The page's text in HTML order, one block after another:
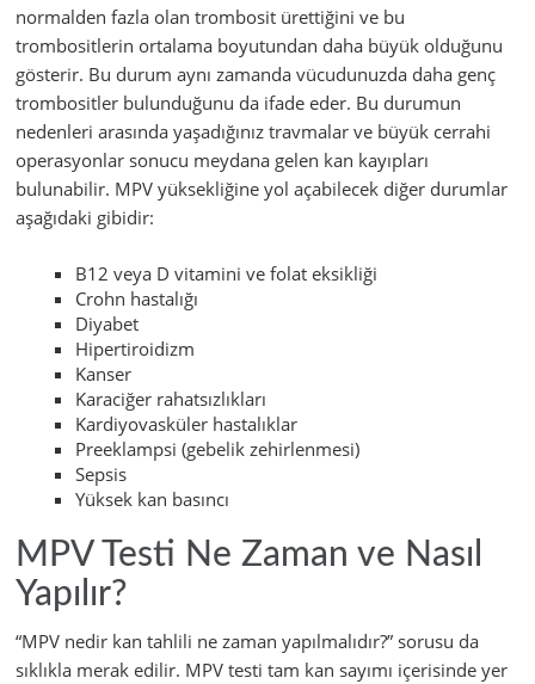
normalden fazla olan trombosit ürettiğini ve bu
trombositlerin ortalama boyutundan daha büyük olduğunu
gösterir. Bu durum aynı zamanda vücudunuzda daha genç
trombositler bulunduğunu da ifade eder. Bu durumun
nedenleri arasında yaşadığınız travmalar ve büyük cerrahi
operasyonlar sonucu meydana gelen kan kayıpları
bulunabilir. MPV yüksekliğine yol açabilecek diğer durumlar
aşağıdaki gibidir:
B12 veya D vitamini ve folat eksikliği
Crohn hastalığı
Diyabet
Hipertiroidizm
Kanser
Karaciğer rahatsızlıkları
Kardiyovasküler hastalıklar
Preeklampsi (gebelik zehirlenmesi)
Sepsis
Yüksek kan basıncı
MPV Testi Ne Zaman ve Nasıl
Yapılır?
“MPV nedir kan tahlili ne zaman yapılmalıdır?” sorusu da
sıklıkla merak edilir. MPV testi tam kan sayımı içerisinde yer